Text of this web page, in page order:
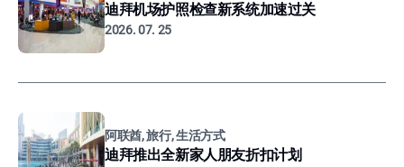
迪拜机场护照检查新系统加速过关
2026. 07. 25
阿联酋, 旅行, 生活方式
迪拜推出全新家人朋友折扣计划